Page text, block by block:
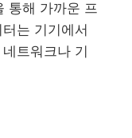
통해 가까운 프
는 기기에서
트워크나 기